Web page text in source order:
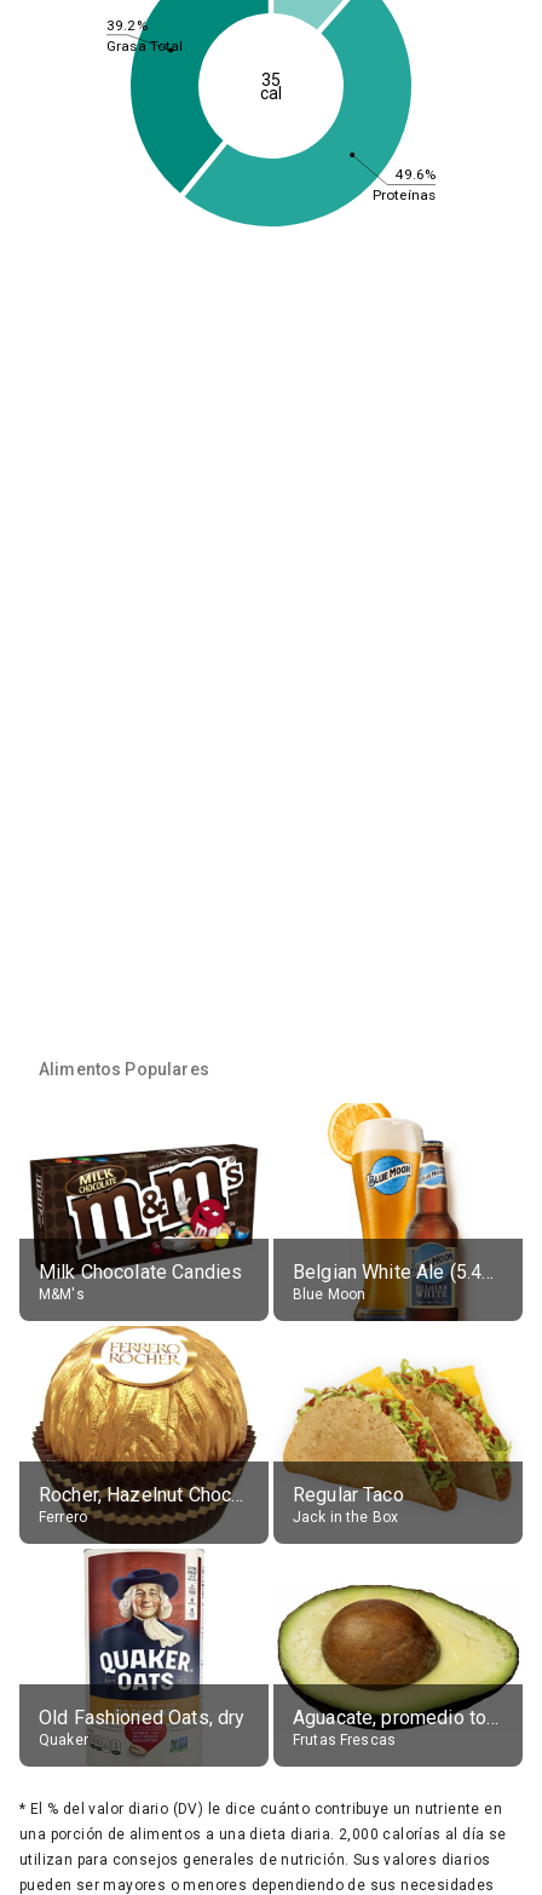
49.6%
39.2%
Proteínas
Grasa Total
35
cal
Alimentos Populares
Milk Chocolate Candies
M&M's
Belgian White Ale (5.4% alc.)
Blue Moon
Rocher, Hazelnut Chocolate Ball
Ferrero
Regular Taco
Jack in the Box
Old Fashioned Oats, dry
Quaker
Aguacate, promedio todos variedades, crudo
Frutas Frescas
* El % del valor diario (DV) le dice cuánto contribuye un nutriente en
una porción de alimentos a una dieta diaria. 2,000 calorías al día se
utilizan para consejos generales de nutrición. Sus valores diarios
pueden ser mayores o menores dependiendo de sus necesidades